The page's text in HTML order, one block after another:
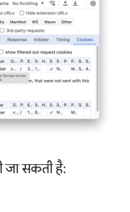
जा सकती है: